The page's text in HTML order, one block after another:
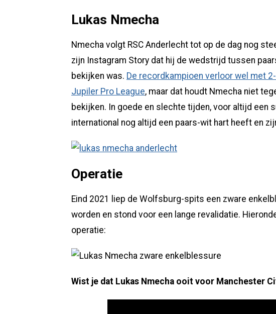
Lukas Nmecha
Nmecha volgt RSC Anderlecht tot op de dag nog
zijn Instagram Story dat hij de wedstrijd tussen
bekijken was. De recordkampioen verloor wel met
Jupiler Pro League, maar dat houdt Nmecha niet
bekijken. In goede en slechte tijden, voor altijd een
international nog altijd een paars-wit hart heeft en
Operatie
Eind 2021 liep de Wolfsburg-spits een zware
worden en stond voor een lange revalidatie.
operatie:
Wist je dat Lukas Nmecha ooit voor Manchester